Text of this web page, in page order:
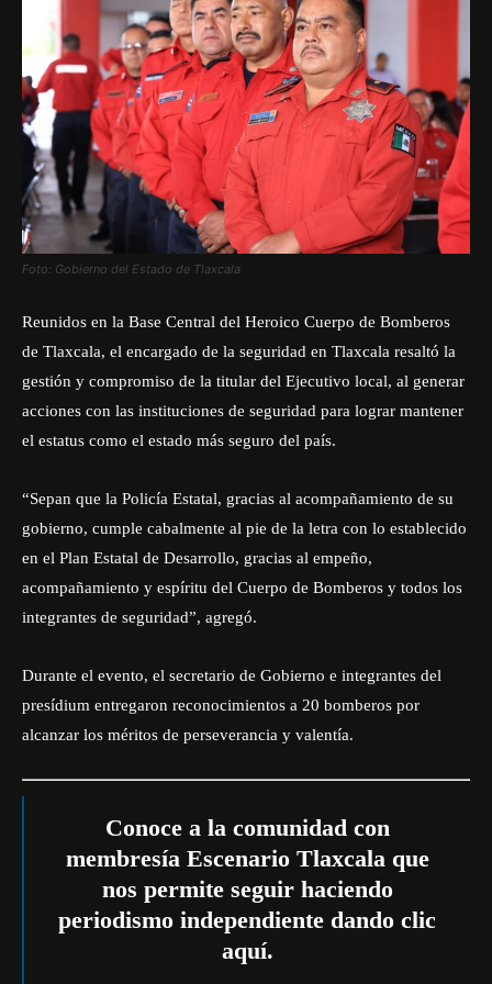
Foto: Gobierno del Estado de Tlaxcala
Reunidos en la Base Central del Heroico Cuerpo de Bomberos
de Tlaxcala, el encargado de la seguridad en Tlaxcala resaltó la
gestión y compromiso de la titular del Ejecutivo local, al generar
acciones con las instituciones de seguridad para lograr mantener
el estatus como el estado más seguro del país.
“Sepan que la Policía Estatal, gracias al acompañamiento de su
gobierno, cumple cabalmente al pie de la letra con lo establecido
en el Plan Estatal de Desarrollo, gracias al empeño,
acompañamiento y espíritu del Cuerpo de Bomberos y todos los
integrantes de seguridad”, agregó.
Durante el evento, el secretario de Gobierno e integrantes del
presídium entregaron reconocimientos a 20 bomberos por
alcanzar los méritos de perseverancia y valentía.
Conoce a la comunidad con
membresía Escenario Tlaxcala que
nos permite seguir haciendo
periodismo independiente dando clic
aquí.